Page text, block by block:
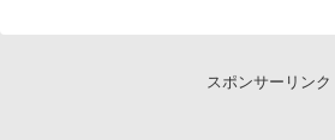
スポンサーリンク